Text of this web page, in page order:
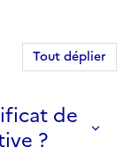
Tout déplier
de
?